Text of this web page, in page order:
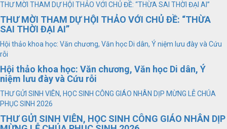
THƯ MỜI THAM DỰ HỘI THẢO VỚI CHỦ ĐỀ: “THỪA SAI THỜI ĐẠI AI”
THƯ MỜI THAM DỰ HỘI THẢO VỚI CHỦ ĐỀ: “THỪA
SAI THỜI ĐẠI AI”
Hội thảo khoa học: Văn chương, Văn học Di dân, Ý niệm lưu đày và Cứu
rỗi
Hội thảo khoa học: Văn chương, Văn học Di dân, Ý
niệm lưu đày và Cứu rỗi
THƯ GỬI SINH VIÊN, HỌC SINH CÔNG GIÁO NHÂN DỊP MỪNG LỄ CHÚA
PHỤC SINH 2026
THƯ GỬI SINH VIÊN, HỌC SINH CÔNG GIÁO NHÂN DỊP